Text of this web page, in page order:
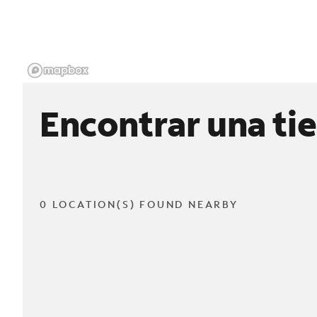
Encontrar una
0 LOCATION(S) FOUND NEARBY